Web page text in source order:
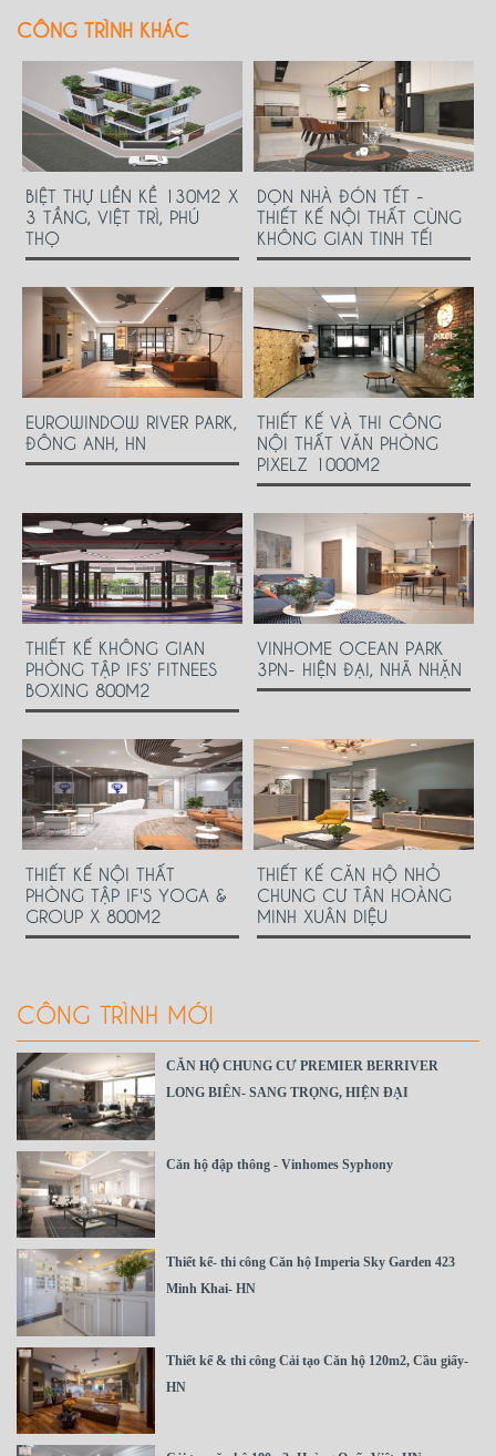
CÔNG TRÌNH KHÁC
BIỆT THỰ LIỀN KỀ 130M2 X
3 TẦNG, VIỆT TRÌ, PHÚ
THỌ
DỌN NHÀ ĐÓN TẾT -
THIẾT KẾ NỘI THẤT CÙNG
KHÔNG GIAN TINH TẾ!
EUROWINDOW RIVER PARK,
ĐÔNG ANH, HN
THIẾT KẾ VÀ THI CÔNG
NỘI THẤT VĂN PHÒNG
PIXELZ 1000M2
THIẾT KẾ KHÔNG GIAN
PHÒNG TẬP IFS’ FITNEES
BOXING 800M2
VINHOME OCEAN PARK
3PN- HIỆN ĐẠI, NHÃ NHẶN
THIẾT KẾ NỘI THẤT
PHÒNG TẬP IF'S YOGA &
GROUP X 800M2
THIẾT KẾ CĂN HỘ NHỎ
CHUNG CƯ TÂN HOÀNG
MINH XUÂN DIỆU
CÔNG TRÌNH MỚI
CĂN HỘ CHUNG CƯ PREMIER BERRIVER
LONG BIÊN- SANG TRỌNG, HIỆN ĐẠI
Căn hộ đập thông - Vinhomes Syphony
Thiết kế- thi công Căn hộ Imperia Sky Garden 423
Minh Khai- HN
Thiết kế & thi công Cải tạo Căn hộ 120m2, Cầu giấy-
HN